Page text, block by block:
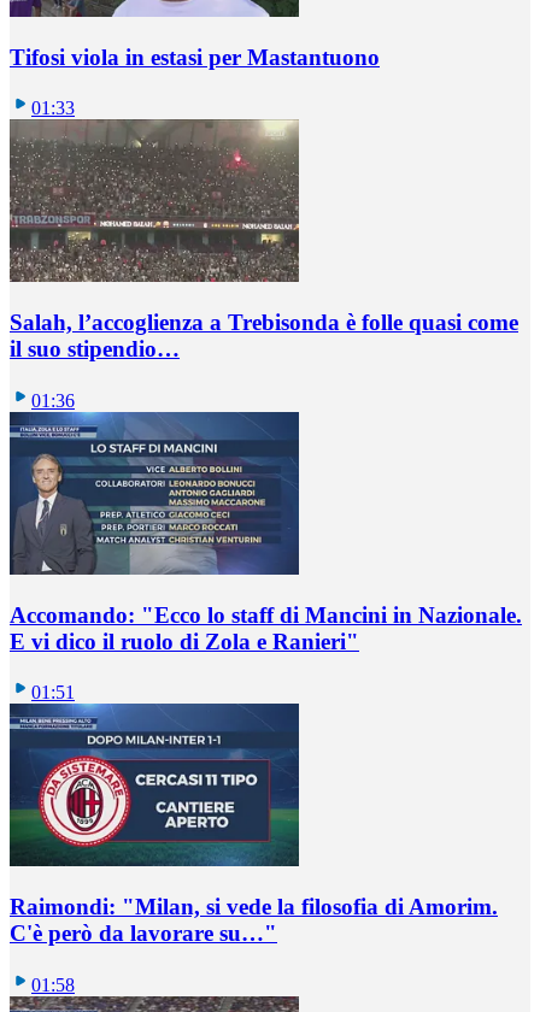
Tifosi viola in estasi per Mastantuono
01:33
Salah, l’accoglienza a Trebisonda è folle quasi come
il suo stipendio…
01:36
Accomando: "Ecco lo staff di Mancini in Nazionale.
E vi dico il ruolo di Zola e Ranieri"
01:51
Raimondi: "Milan, si vede la filosofia di Amorim.
C'è però da lavorare su…"
01:58